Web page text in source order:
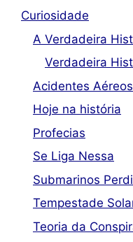
Curiosidade
A Verdadeira
Verdadeira
Acidentes Aéreos
Hoje na história
Profecias
Se Liga Nessa
Submarinos
Tempestade
Teoria da